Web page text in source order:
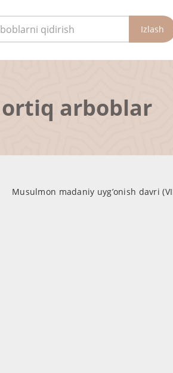
Izlash
ortiq arboblar
Musulmon madaniy uyg’onish davri